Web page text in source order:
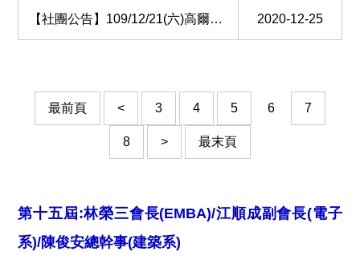
【社團公告】109/12/21(六)高爾夫球隊第十屆副會長盃暨第6次例賽花絮 2020-12-25
最前頁 < 3 4 5 6 7
8 > 最末頁
第十五屆:林榮三會長(EMBA)/江順成副會長(電子
系)/陳俊安總幹事(建築系)